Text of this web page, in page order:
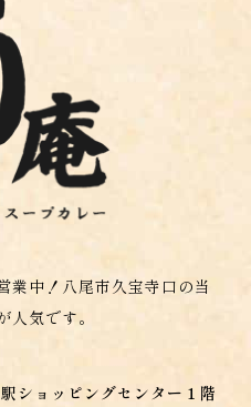
業中！八尾市久宝寺口の当
気です。
ショッピングセンター１階